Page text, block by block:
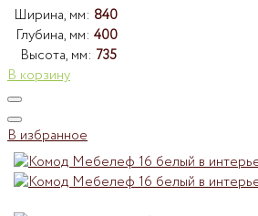
Ширина, мм: 840
Глубина, мм: 400
Высота, мм: 735
В корзину
В избранное